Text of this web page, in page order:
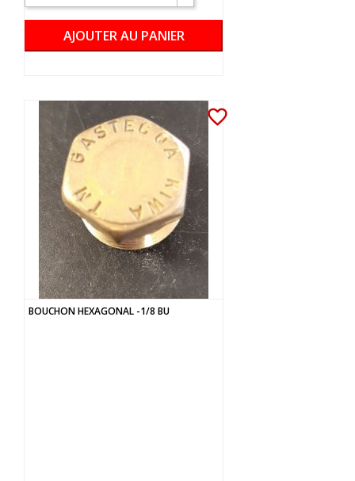
AJOUTER AU PANIER
favorite_border
BOUCHON HEXAGONAL -1/8 BU